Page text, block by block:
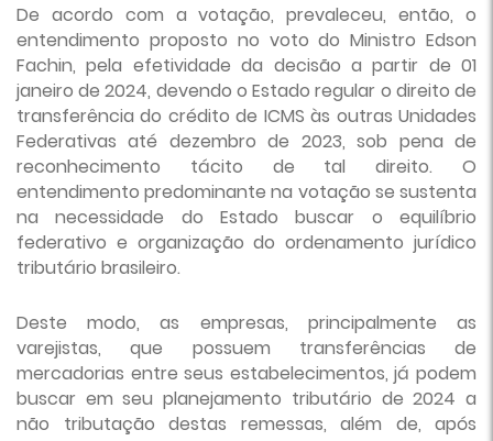
De acordo com a votação, prevaleceu, então, o
entendimento proposto no voto do Ministro Edson
Fachin, pela efetividade da decisão a partir de 01
janeiro de 2024, devendo o Estado regular o direito de
transferência do crédito de ICMS às outras Unidades
Federativas até dezembro de 2023, sob pena de
reconhecimento tácito de tal direito. O
entendimento predominante na votação se sustenta
na necessidade do Estado buscar o equilíbrio
federativo e organização do ordenamento jurídico
tributário brasileiro.
Deste modo, as empresas, principalmente as
varejistas, que possuem transferências de
mercadorias entre seus estabelecimentos, já podem
buscar em seu planejamento tributário de 2024 a
não tributação destas remessas, além de, após